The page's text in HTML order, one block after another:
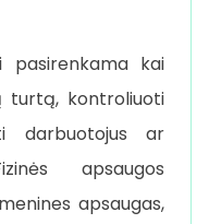
pasirenkama kai
turtą, kontroliuoti
darbuotojus ar
apsaugos
apsaugas,